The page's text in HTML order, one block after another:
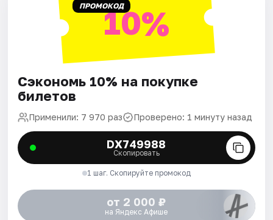
ПРОМОКОД10%
Сэкономь 10% на покупке
билетов
Применили: 7 970 раз Проверено: 1 минуту назад
DX749988
Скопировать
1 шаг. Скопируйте промокод
от 2 000 ₽
на Яндекс Афише